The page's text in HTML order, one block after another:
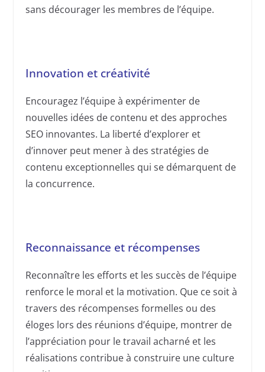
sans décourager les membres de l’équipe.
Innovation et créativité
Encouragez l’équipe à expérimenter de
nouvelles idées de contenu et des approches
SEO innovantes. La liberté d’explorer et
d’innover peut mener à des stratégies de
contenu exceptionnelles qui se démarquent de
la concurrence.
Reconnaissance et récompenses
Reconnaître les efforts et les succès de l’équipe
renforce le moral et la motivation. Que ce soit à
travers des récompenses formelles ou des
éloges lors des réunions d’équipe, montrer de
l’appréciation pour le travail acharné et les
réalisations contribue à construire une culture